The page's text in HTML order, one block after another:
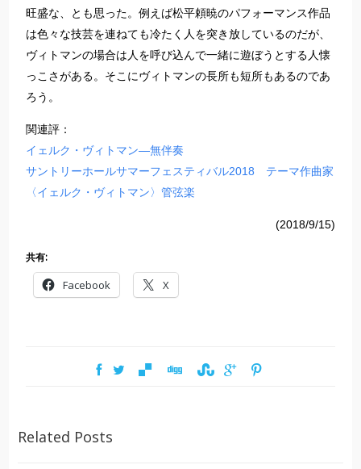
旺盛な、とも思った。例えば松平頼暁のパフォーマンス作品
は色々な技芸を連ねても冷たく人を突き放しているのだが、
ヴィトマンの場合は人を呼び込んで一緒に遊ぼうとする人懐
っこさがある。そこにヴィトマンの長所も短所もあるのであ
ろう。
関連評：
イェルク・ヴィトマン―無伴奏
サントリーホールサマーフェスティバル2018 テーマ作曲家
〈イェルク・ヴィトマン〉管弦楽
(2018/9/15)
共有:
Facebook X
Related Posts